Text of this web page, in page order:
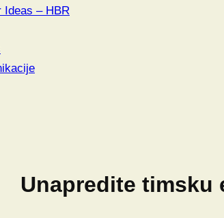
Ideas – HBR
Unapredite timsku